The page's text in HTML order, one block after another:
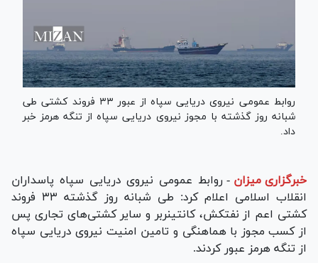
روابط عمومی نیروی دریایی سپاه از عبور ۳۳ فروند کشتی طی
شبانه روز گذشته با مجوز نیروی دریایی سپاه از تنگه هرمز خبر
داد.
خبرگزاری میزان - روابط عمومی نیروی دریایی سپاه پاسداران
انقلاب اسلامی اعلام کرد: طی شبانه روز گذشته ۳۳ فروند
کشتی اعم از نفتکش، کانتینربر و سایر کشتی‌های تجاری پس
از کسب مجوز با هماهنگی و تامین امنیت نیروی دریایی سپاه
از تنگه هرمز عبور کردند.